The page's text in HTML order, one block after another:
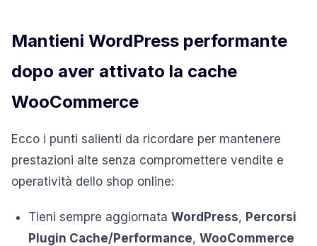
Mantieni WordPress performante
dopo aver attivato la cache
WooCommerce
Ecco i punti salienti da ricordare per mantenere
prestazioni alte senza compromettere vendite e
operatività dello shop online:
Tieni sempre aggiornata WordPress, Percorsi
Plugin Cache/Performance, WooCommerce